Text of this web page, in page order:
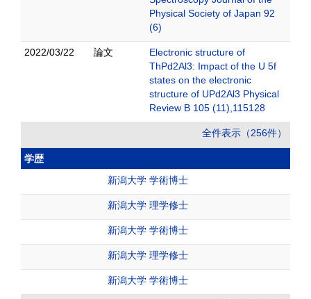
Physical Society of Japan 92
(6)
2022/03/22 論文
Electronic structure of
ThPd2Al3: Impact of the U 5f
states on the electronic
structure of UPd2Al3 Physical
Review B 105 (11),115128
全件表示（256件）
学歴
新潟大学 学術博士
新潟大学 理学修士
新潟大学 学術博士
新潟大学 理学修士
新潟大学 学術博士